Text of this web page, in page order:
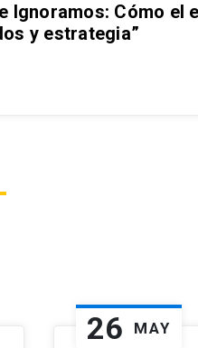
Ignoramos: Cómo el
y estrategia”
26 MAY